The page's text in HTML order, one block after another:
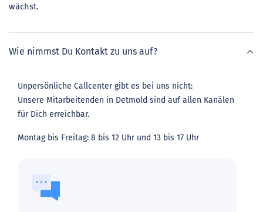
wächst.
Wie nimmst Du Kontakt zu uns auf?
Unpersönliche Callcenter gibt es bei uns nicht:
Unsere Mitarbeitenden in Detmold sind auf allen Kanälen
für Dich erreichbar.
Montag bis Freitag: 8 bis 12 Uhr und 13 bis 17 Uhr